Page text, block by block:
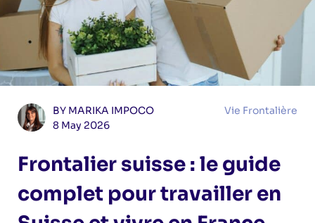
BY MARIKA IMPOCO
8 May 2026
Vie Frontalière
Frontalier suisse : le guide
complet pour travailler en